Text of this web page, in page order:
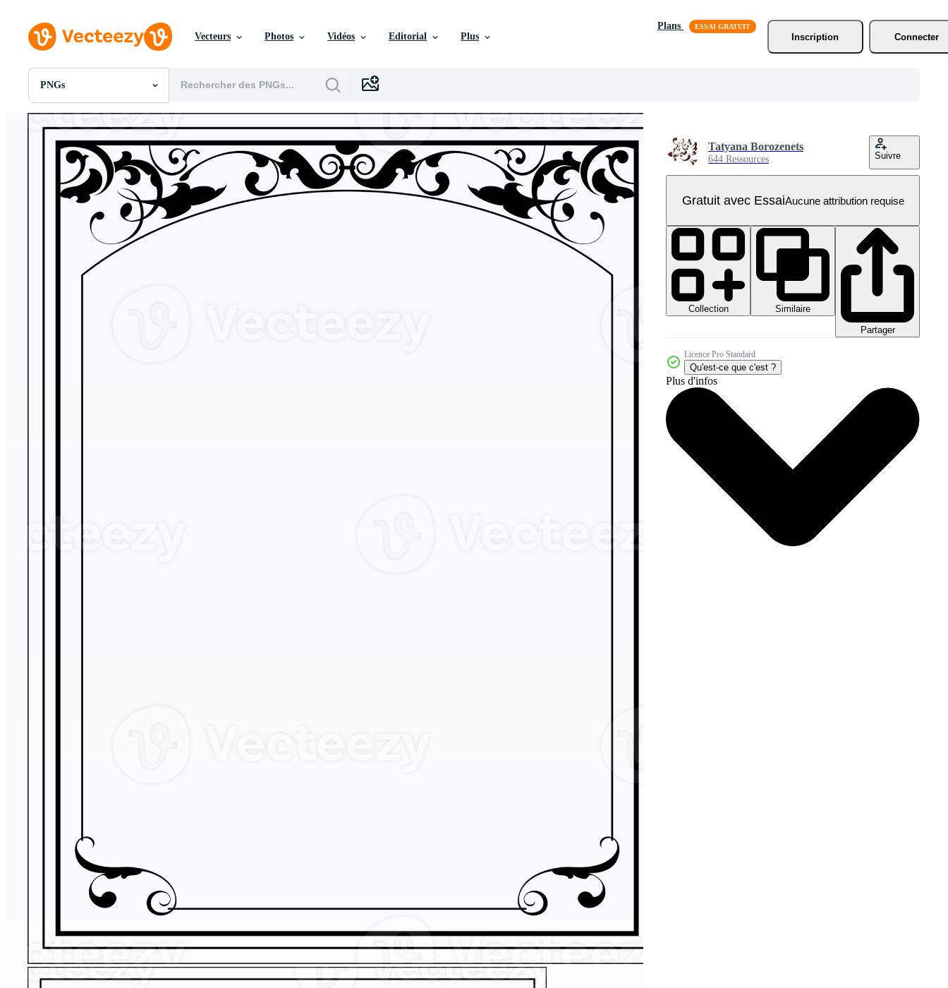
Vecteurs Photos Vidéos Editorial Plus
Plans
Inscription
Connecter
PNGs
Toutes Images
PSDs
SVGs
Modèles
Vecteurs
Vidéos
Motion graphics
Images Éditoriales
Événements Éditoriaux
Tatyana Borozenets
644 Ressources Suivre
Gratuit avec EssaiAucune attribution requise
Collection
Similaire
Partager
Licence Pro Standard
Qu'est-ce que c'est ?
Plus d'infos